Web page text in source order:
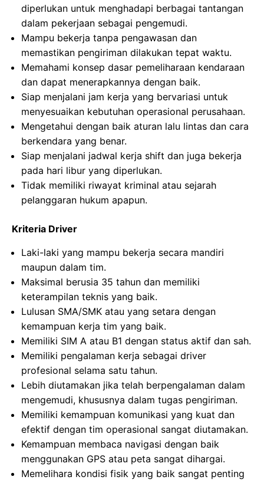
diperlukan untuk menghadapi berbagai tantangan
dalam pekerjaan sebagai pengemudi.
Mampu bekerja tanpa pengawasan dan
memastikan pengiriman dilakukan tepat waktu.
Memahami konsep dasar pemeliharaan kendaraan
dan dapat menerapkannya dengan baik.
Siap menjalani jam kerja yang bervariasi untuk
menyesuaikan kebutuhan operasional perusahaan.
Mengetahui dengan baik aturan lalu lintas dan cara
berkendara yang benar.
Siap menjalani jadwal kerja shift dan juga bekerja
pada hari libur yang diperlukan.
Tidak memiliki riwayat kriminal atau sejarah
pelanggaran hukum apapun.
Kriteria Driver
Laki-laki yang mampu bekerja secara mandiri
maupun dalam tim.
Maksimal berusia 35 tahun dan memiliki
keterampilan teknis yang baik.
Lulusan SMA/SMK atau yang setara dengan
kemampuan kerja tim yang baik.
Memiliki SIM A atau B1 dengan status aktif dan sah.
Memiliki pengalaman kerja sebagai driver
profesional selama satu tahun.
Lebih diutamakan jika telah berpengalaman dalam
mengemudi, khususnya dalam tugas pengiriman.
Memiliki kemampuan komunikasi yang kuat dan
efektif dengan tim operasional sangat diutamakan.
Kemampuan membaca navigasi dengan baik
menggunakan GPS atau peta sangat dihargai.
Memelihara kondisi fisik yang baik sangat penting